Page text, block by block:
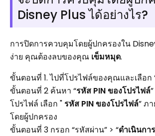
Disney Plus ได้อย่างไร?
การปิดการควบคุมโดยผู้ปกครองใน
ง่าย คุณต้องลบของคุณ เข็มหมุด.
ขั้นตอนที่ 1. ไปที่โปรไฟล์ของคุณและเลือก
ขั้นตอนที่ 2 ค้นหา “รหัส PIN ของโปรไฟล์
โปรไฟล์ เลือก " รหัส PIN ของโปรไฟล์” ภ
โดยผู้ปกครอง
ขั้นตอนที่ 3 กรอก “รหัสผ่าน” > “ดำเนินกา